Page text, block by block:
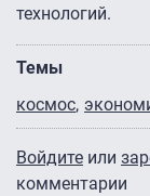
технологий.
Темы
космос
Войдите или
комментарии